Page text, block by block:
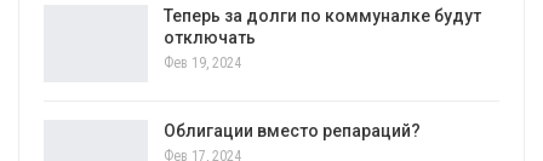
Теперь за долги по коммуналке будут
отключать
Фев 19, 2024
Облигации вместо репараций?
Фев 17, 2024